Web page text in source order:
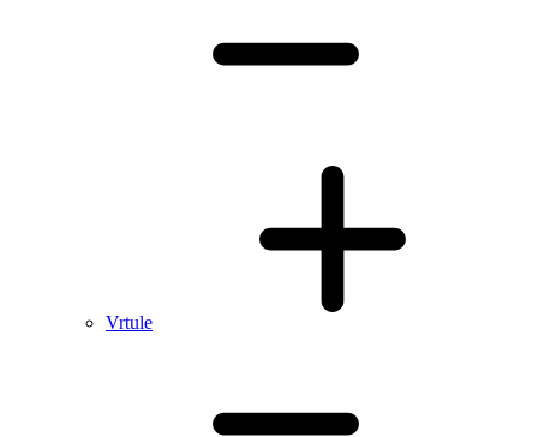
Vrtule